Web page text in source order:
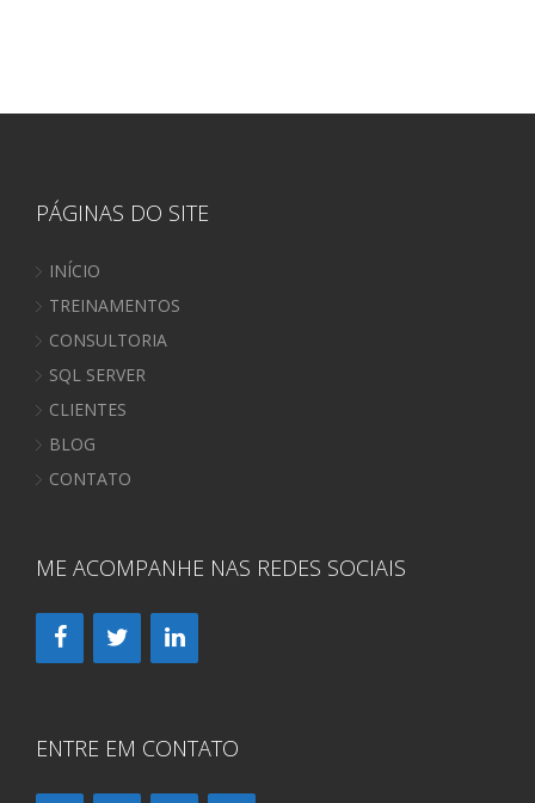
PÁGINAS DO SITE
INÍCIO
TREINAMENTOS
CONSULTORIA
SQL SERVER
CLIENTES
BLOG
CONTATO
ME ACOMPANHE NAS REDES SOCIAIS
ENTRE EM CONTATO